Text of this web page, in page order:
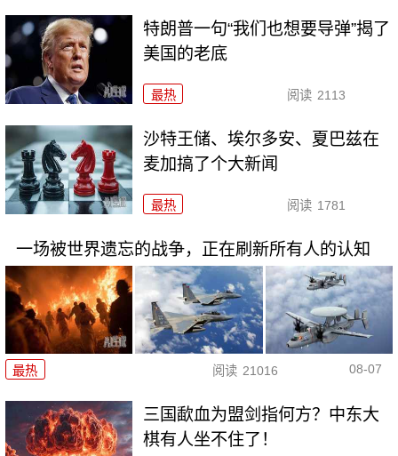
特朗普一句“我们也想要导弹”揭了
美国的老底
最热 阅读 2113
沙特王储、埃尔多安、夏巴兹在
麦加搞了个大新闻
最热 阅读 1781
一场被世界遗忘的战争，正在刷新所有人的认知
最热 阅读 21016 08-07
三国歃血为盟剑指何方？中东大
棋有人坐不住了！